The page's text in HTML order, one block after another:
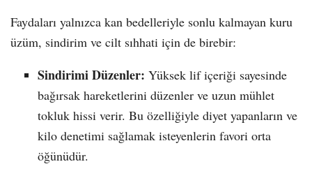
Faydaları yalnızca kan bedelleriyle sonlu kalmayan kuru
üzüm, sindirim ve cilt sıhhati için de birebir:
Sindirimi Düzenler: Yüksek lif içeriği sayesinde
bağırsak hareketlerini düzenler ve uzun mühlet
tokluk hissi verir. Bu özelliğiyle diyet yapanların ve
kilo denetimi sağlamak isteyenlerin favori orta
öğünüdür.